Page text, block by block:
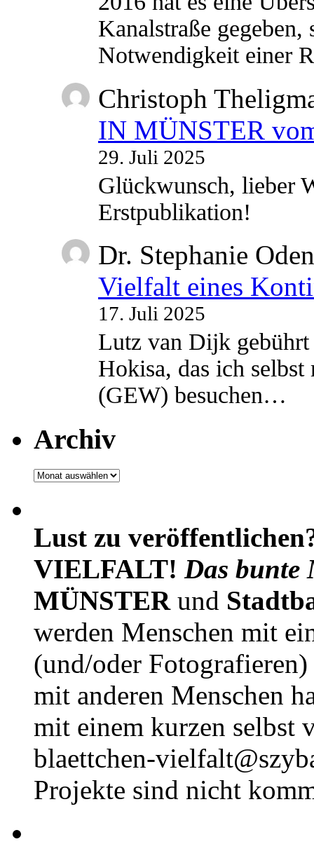
Kanalstraße
Notwendigkeit einer
Christoph
IN MÜNSTER
29. Juli 2025
Glückwunsch, lieber
Erstpublikation!
Dr. Stephanie
Vielfalt eines
17. Juli 2025
Lutz van Dijk
Hokisa, das ich
(GEW) besuchen…
Archiv
Archiv
Lust zu
VIELFALT! Das bunte
MÜNSTERund
werden Menschen mit
(und/oder
mit anderen Menschen
mit einem kurzen selbst
blaettchen-
Projekte sind nicht